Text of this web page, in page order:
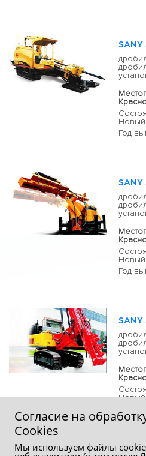
SANY
Новый
Год
SANY
Новый
Год
SANY
Новый
Согласие на
Сookies
Мы используем файлы